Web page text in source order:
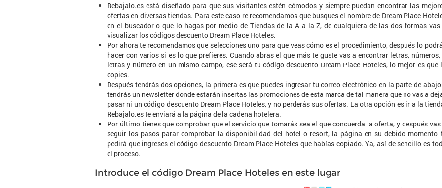
Rebajalo.es está diseñado para que sus visitantes estén cómodos y siempre puedan encontrar las
ofertas en diversas tiendas. Para este caso re recomendamos que busques el nombre de Dream Place
en el buscador o que lo hagas por medio de Tiendas de la A a la Z, de cualquiera de las dos formas vas
visualizar los códigos descuento Dream Place Hoteles.
Por ahora te recomendamos que selecciones uno para que veas cómo es el procedimiento, después lo
hacer con varios si es lo que prefieres. Cuando abras el que más te guste vas a encontrar letras, números,
letras y número en un mismo campo, ese será tu código descuento Dream Place Hoteles, lo mejor es que
copies.
Después tendrás dos opciones, la primera es que puedes ingresar tu correo electrónico en la parte de
tendrás un newsletter donde estarán insertas las promociones de esta marca de tal manera que no vas a
pasar ni un código descuento Dream Place Hoteles, y no perderás sus ofertas. La otra opción es ir a la
Rebajalo.es te enviará a la página de la cadena hotelera.
Por último tienes que comprobar que el servicio que tomarás sea el que concuerda la oferta, y después vas
seguir los pasos parar comprobar la disponibilidad del hotel o resort, la página en su debido momento
pedirá que ingreses el código descuento Dream Place Hoteles que habías copiado. Ya, así de sencillo es
el proceso.
Introduce el código Dream Place Hoteles en este lugar